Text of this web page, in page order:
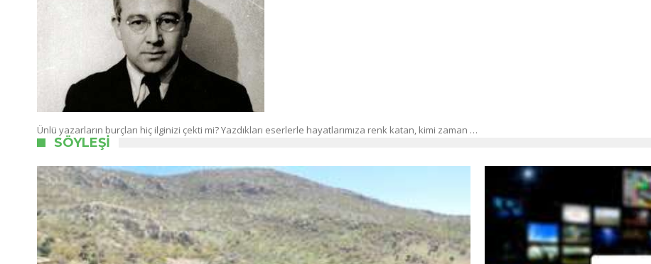
Ünlü yazarların burçları hiç ilginizi çekti mi? Yazdıkları eserlerle hayatlarımıza renk katan, kimi zaman …
SÖYLEŞI